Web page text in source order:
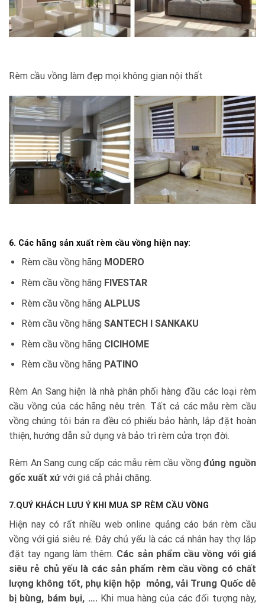
Rèm cầu vồng làm đẹp mọi không gian nội thất
6. Các hãng sản xuất rèm cầu vồng hiện nay:
Rèm cầu vồng hãng MODERO
Rèm cầu vồng hãng FIVESTAR
Rèm cầu vồng hãng ALPLUS
Rèm cầu vồng hãng SANTECH I SANKAKU
Rèm cầu vồng hãng CICIHOME
Rèm cầu vồng hãng PATINO
Rèm An Sang hiện là nhà phân phối hàng đầu các loại rèm
cầu vồng của các hãng nêu trên. Tất cả các mẫu rèm cầu
vồng chúng tôi bán ra đều có phiếu bảo hành, lắp đặt hoàn
thiện, hướng dẫn sử dụng và bảo trì rèm cửa trọn đời.
Rèm An Sang cung cấp các mẫu rèm cầu vồngđúng nguồn
gốc xuất xứvới giá cả phải chăng.
7.QUÝ KHÁCH LƯU Ý KHI MUA SP RÈM CẦU VỒNG
Hiện nay có rất nhiều web online quảng cáo bán rèm cầu
vồng với giá siêu rẻ. Đây chủ yếu là các cá nhân hay thợ lắp
đặt tay ngang làm thêm. Các sản phẩm cầu vồng với giá
siêu rẻ chủ yếu là các sản phẩm rèm cầu vồng có chất
lượng không tốt, phụ kiện hộp mỏng, vải Trung Quốc dễ
bị bùng, bám bụi, …. Khi mua hàng của các đối tượng này,